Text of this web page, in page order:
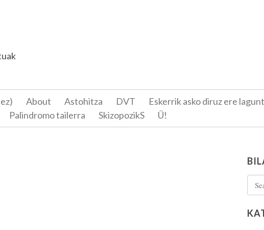
About Astohitza DVT
Eskerrik asko diruz ere
Palindromo tailerra SkizopozikS Ü!